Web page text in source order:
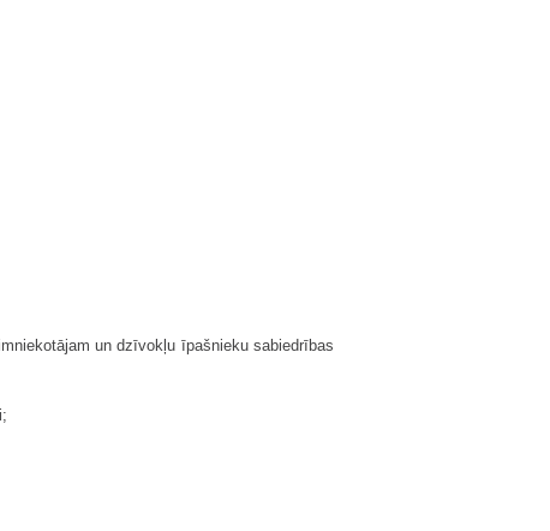
un dzīvokļu īpašnieku sabiedrības